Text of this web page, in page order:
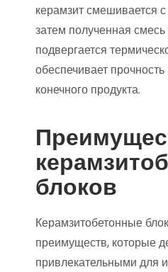
керамзит смешивается
затем полученная
подвергается
обеспечивает
конечного продукта.
блоков
Керамзитобетонные
преимуществ, которые
привлекательными для